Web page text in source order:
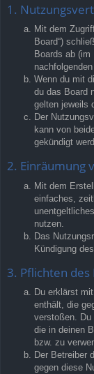
1.
Mit dem
Board“)
Boards ab (im
Wenn du mit
du das Board
gelten jeweils
Der
kann von
gekündigt
2. Einräumung
Mit dem
einfaches,
nutzen.
Das
Kündigung
3. Pflichten
Du erklärst
enthält, die
verstoßen. Du
die in deinen
bzw. zu
Der Betreiber
gegen diese